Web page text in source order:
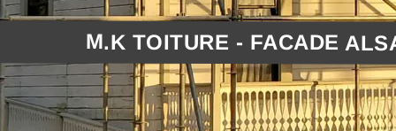
M.K TOITURE - FACADE